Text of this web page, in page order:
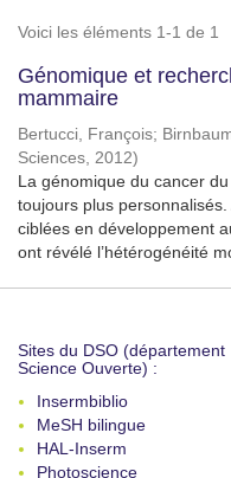
Voici les éléments 1-1 de 1
Génomique et
mammaire
Bertucci, François;
Sciences, 2012)
La génomique du cancer
toujours plus
ciblées en développement
ont révélé l’hétérogénéité
Sites du DSO (département
Science Ouverte) :
Insermbiblio
MeSH bilingue
HAL-Inserm
Photoscience